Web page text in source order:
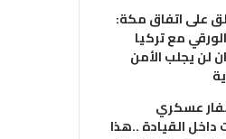
على اتفاق مكة:
مع تركيا
لن يجلب الأمن
عسكري
داخل القيادة ..هذا